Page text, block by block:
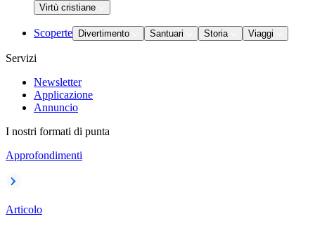
Virtù cristiane
Scoperte Divertimento Santuari Storia Viaggi
Servizi
Newsletter
Applicazione
Annuncio
I nostri formati di punta
Approfondimenti
Articolo